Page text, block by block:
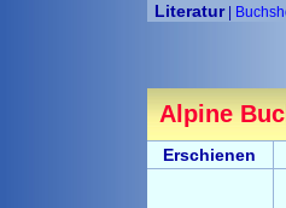
Literatur|
Alpine
Erschienen